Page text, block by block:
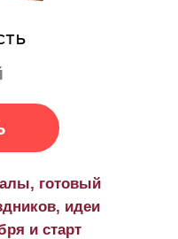
готовый
идеи
и старт